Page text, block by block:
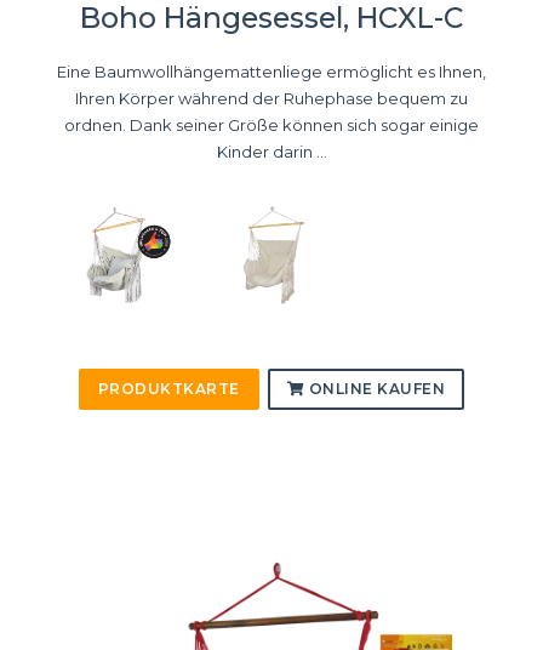
Boho Hängesessel, HCXL-C
Eine Baumwollhängemattenliege ermöglicht es Ihnen,
Ihren Körper während der Ruhephase bequem zu
ordnen. Dank seiner Größe können sich sogar einige
Kinder darin ...
PRODUKTKARTE ONLINE KAUFEN